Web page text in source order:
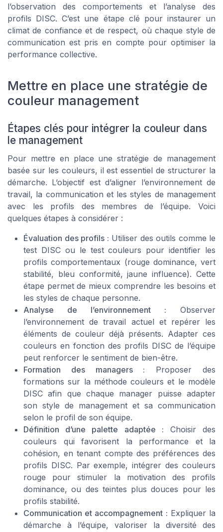
l’observation des comportements et l’analyse des
profils DISC. C’est une étape clé pour instaurer un
climat de confiance et de respect, où chaque style de
communication est pris en compte pour optimiser la
performance collective.
Mettre en place une stratégie de
couleur management
Étapes clés pour intégrer la couleur dans
le management
Pour mettre en place une stratégie de management
basée sur les couleurs, il est essentiel de structurer la
démarche. L’objectif est d’aligner l’environnement de
travail, la communication et les styles de management
avec les profils des membres de l’équipe. Voici
quelques étapes à considérer :
Évaluation des profils : Utiliser des outils comme le
test DISC ou le test couleurs pour identifier les
profils comportementaux (rouge dominance, vert
stabilité, bleu conformité, jaune influence). Cette
étape permet de mieux comprendre les besoins et
les styles de chaque personne.
Analyse de l’environnement : Observer
l’environnement de travail actuel et repérer les
éléments de couleur déjà présents. Adapter ces
couleurs en fonction des profils DISC de l’équipe
peut renforcer le sentiment de bien-être.
Formation des managers : Proposer des
formations sur la méthode couleurs et le modèle
DISC afin que chaque manager puisse adapter
son style de management et sa communication
selon le profil de son équipe.
Définition d’une palette adaptée : Choisir des
couleurs qui favorisent la performance et la
cohésion, en tenant compte des préférences des
profils DISC. Par exemple, intégrer des couleurs
rouge pour stimuler la motivation des profils
dominance, ou des teintes plus douces pour les
profils stabilité.
Communication et accompagnement : Expliquer la
démarche à l’équipe, valoriser la diversité des